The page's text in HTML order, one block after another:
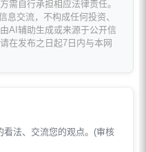
需自行承担相应法律责任。
息交流，不构成任何投资、
AI辅助生成或来源于公开信
在发布之日起7日内与本网
法、交流您的观点。(审核